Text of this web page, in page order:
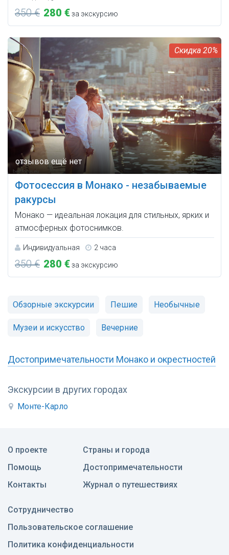
Экскурсии в других городах
Монте-Карло
350 € 280 €за экскурсию
20%
Фотосессия в Монако - незабываемые
ракурсы
Монако — идеальная локация для стильных, ярких и
атмосферных фотоснимков.
Индивидуальная 2 часа
350 € 280 €за экскурсию
Обзорные экскурсии Пешие Необычные
Музеи и искусство Вечерние
Достопримечательности Монако и окрестностей
О проекте
Помощь
Контакты
Страны и города
Достопримечательности
Журнал о путешествиях
Сотрудничество
Пользовательское соглашение
Политика конфиденциальности